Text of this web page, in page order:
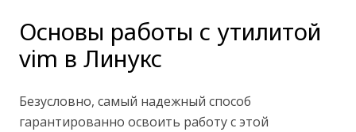
Основы работы с утилитой
vim в Линукс
Безусловно, самый надежный способ
гарантированно освоить работу с этой